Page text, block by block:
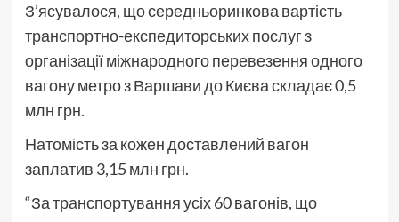
З’ясувалося, що середньоринкова вартість
транспортно-експедиторських послуг з
організації міжнародного перевезення одного
вагону метро з Варшави до Києва складає 0,5
млн грн.
Натомість за кожен доставлений вагон
заплатив 3,15 млн грн.
“За транспортування усіх 60 вагонів, що